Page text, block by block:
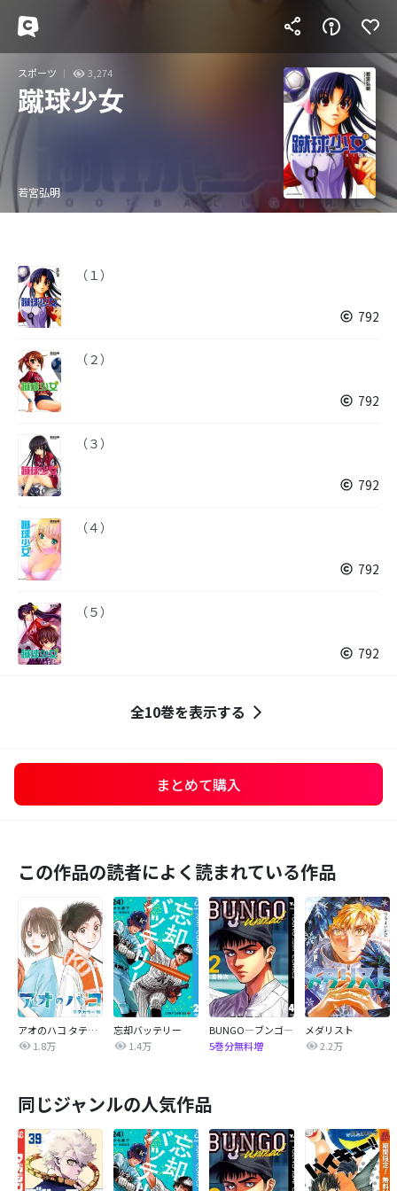
スポーツ 3,274
蹴球少女
若宮弘明
（１）
792
（２）
792
（３）
792
（４）
792
（５）
792
全10巻を表示する
まとめて購入
この作品の読者によく読まれている作品
アオのハコ タテカラー版【タテヨミ】
1.8万
忘却バッテリー
1.4万
BUNGO―ブンゴ―
5巻分無料増
メダリスト
2.2万
同じジャンルの人気作品